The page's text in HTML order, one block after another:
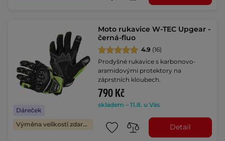
Dáreček
Výměna velikosti zdarma
Moto rukavice W-TEC Upgear -
černá-fluo
4.9 (16)
Prodyšné rukavice s karbonovo-
aramidovými protektory na
záprstních kloubech.
790 Kč
skladem – 11.8. u Vás
Detail